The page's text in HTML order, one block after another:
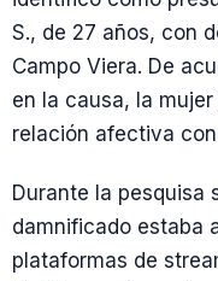
S., de 27 años, con
Campo Viera. De
en la causa, la
relación afectiva
Durante la pesquisa
damnificado estaba
plataformas de